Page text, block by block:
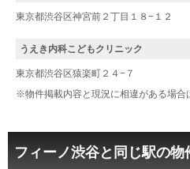
東京都渋谷区神宮前２丁目１８−１２
うえき内科こどもクリニック
東京都渋谷区猿楽町２４−７
※物件掲載内容と現況に相違がある場合
フィーノ渋谷と同じ駅の物